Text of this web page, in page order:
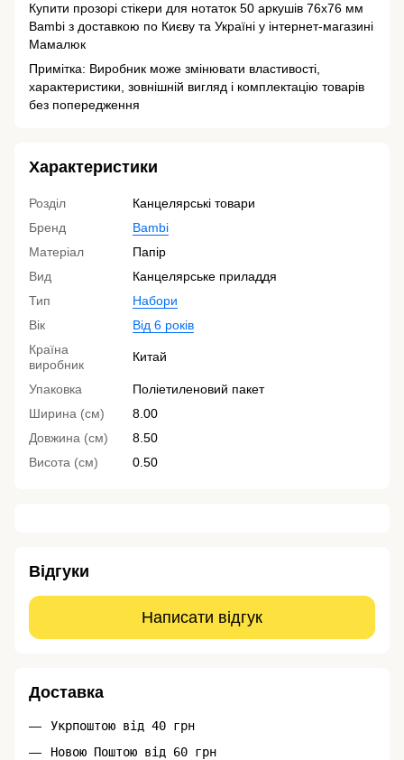
Купити прозорі стікери для нотаток 50 аркушів 76х76 мм
Bambi з доставкою по Києву та Україні у інтернет-магазині
Мамалюк
Примітка: Виробник може змінювати властивості,
характеристики, зовнішній вигляд і комплектацію товарів
без попередження
Характеристики
Розділ
Канцелярські товари
Бренд
Bambi
Матеріал
Папір
Вид
Канцелярське приладдя
Тип
Набори
Вік
Від 6 років
Країна
виробник
Китай
Упаковка
Поліетиленовий пакет
Ширина (см)
8.00
Довжина (см)
8.50
Висота (см)
0.50
Відгуки
Написати відгук
Доставка
Укрпоштою від 40 грн
Новою Поштою від 60 грн